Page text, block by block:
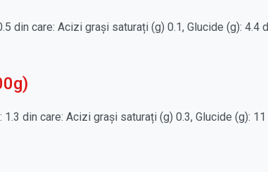
5
)
din care: Acizi grași saturați (g) 0.1, Glucide (g): 4.4
din care: Acizi grași saturați (g) 0.3, Glucide (g): 11